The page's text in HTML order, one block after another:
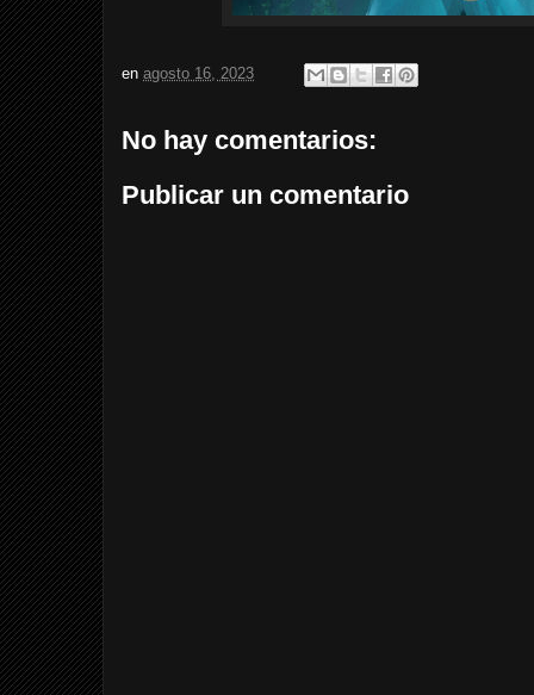
en agosto 16, 2023
No hay comentarios:
Publicar un comentario